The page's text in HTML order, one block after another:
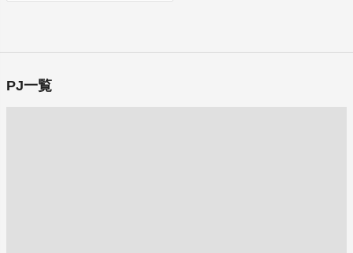
PJ一覧